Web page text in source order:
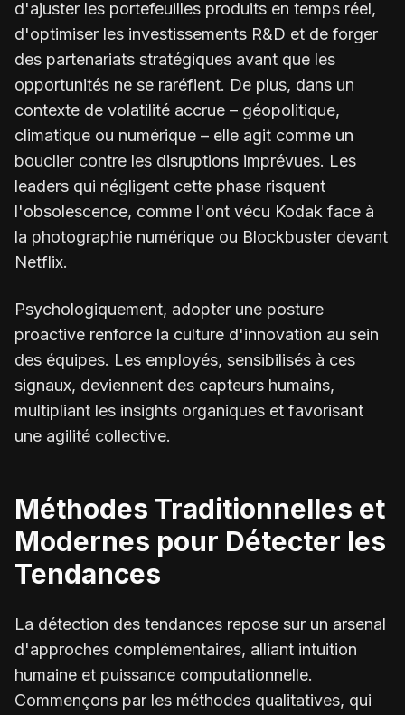
d'ajuster les portefeuilles produits en temps réel,
d'optimiser les investissements R&D et de forger
des partenariats stratégiques avant que les
opportunités ne se raréfient. De plus, dans un
contexte de volatilité accrue – géopolitique,
climatique ou numérique – elle agit comme un
bouclier contre les disruptions imprévues. Les
leaders qui négligent cette phase risquent
l'obsolescence, comme l'ont vécu Kodak face à
la photographie numérique ou Blockbuster devant
Netflix.
Psychologiquement, adopter une posture
proactive renforce la culture d'innovation au sein
des équipes. Les employés, sensibilisés à ces
signaux, deviennent des capteurs humains,
multipliant les insights organiques et favorisant
une agilité collective.
Méthodes Traditionnelles et
Modernes pour Détecter les
Tendances
La détection des tendances repose sur un arsenal
d'approches complémentaires, alliant intuition
humaine et puissance computationnelle.
Commençons par les méthodes qualitatives, qui